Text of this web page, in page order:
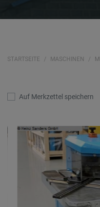
STARTSEITE MASCHINEN
Auf Merkzettel speichern